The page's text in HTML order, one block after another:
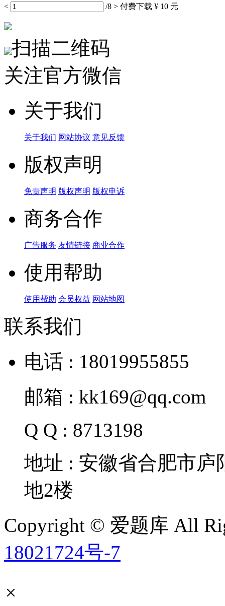
< /8 > 付费下载 ¥ 10 元
扫描二维码
关注官方微信
关于我们
关于我们 网站协议 意见反馈
版权声明
免责声明 版权声明 版权申诉
商务合作
广告服务 友情链接 商业合作
使用帮助
使用帮助 会员权益 网站地图
联系我们
电话 : 18019955855
邮箱 : kk169@qq.com
Q Q : 8713198
地址 : 安徽省合肥市
地2楼
Copyright © 爱题库 All
18021724号-7
×